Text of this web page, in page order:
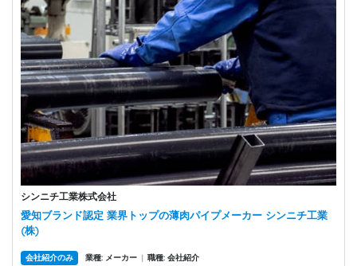
シンニチ工業株式会社
愛知ブランド認定 業界トップの薄肉パイプメーカー シンニチ工業
(株)
会社紹介のみ 業種: メーカー | 職種: 会社紹介